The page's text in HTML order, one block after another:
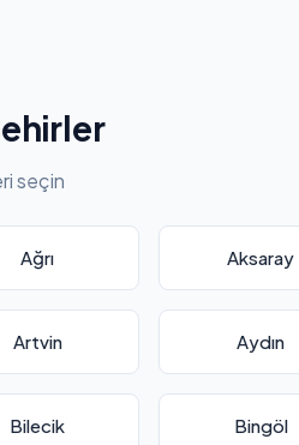
seçin
Ağrı Aksaray
Artvin Aydın
Bilecik Bingöl